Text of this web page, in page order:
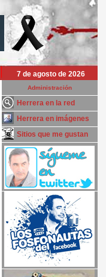
7 de agosto de 2026
Administración
Herrera en la red
Herrera en imágenes
Sitios que me gustan